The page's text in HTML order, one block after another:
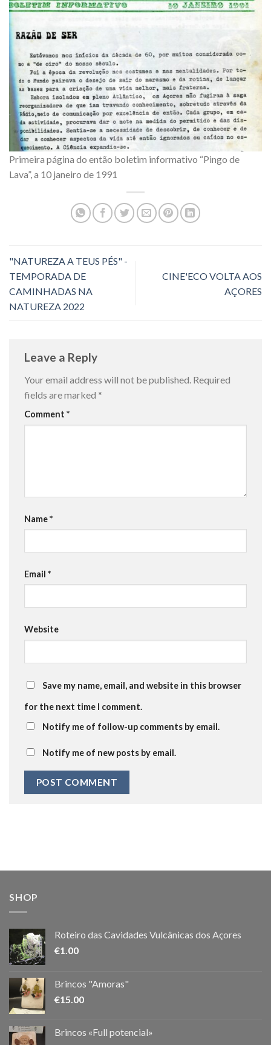
Primeira página do então boletim informativo “Pingo de
Lava”, a 10 janeiro de 1991
"NATUREZA A TEUS PÉS" -
TEMPORADA DE
CAMINHADAS NA
NATUREZA 2022
CINE'ECO VOLTA AOS
AÇORES
Leave a Reply
Your email address will not be published. Required
fields are marked *
Comment *
Name*
Email *
Website
Save my name, email, and website in this browser
for the next time I comment.
Notify me of follow-up comments by email.
Notify me of new posts by email.
SHOP
Roteiro das Cavidades Vulcânicas dos Açores
€1.00
Brincos "Amoras"
€15.00
Brincos «Full potencial»